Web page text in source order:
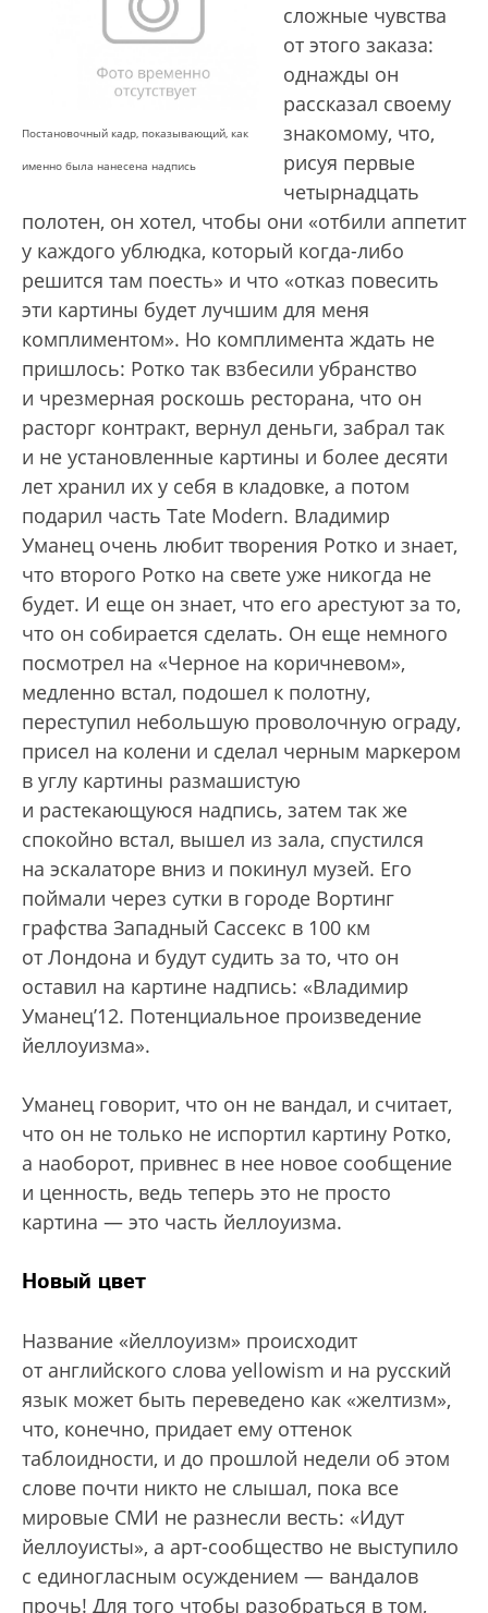
Постановочный кадр, показывающий, как
именно была нанесена надпись
сложные чувства
от этого заказа:
однажды он
рассказал своему
знакомому, что,
рисуя первые
четырнадцать
полотен, он хотел, чтобы они «отбили аппетит
у каждого ублюдка, который когда-либо
решится там поесть» и что «отказ повесить
эти картины будет лучшим для меня
комплиментом». Но комплимента ждать не
пришлось: Ротко так взбесили убранство
и чрезмерная роскошь ресторана, что он
расторг контракт, вернул деньги, забрал так
и не установленные картины и более десяти
лет хранил их у себя в кладовке, а потом
подарил часть Tate Modern. Владимир
Уманец очень любит творения Ротко и знает,
что второго Ротко на свете уже никогда не
будет. И еще он знает, что его арестуют за то,
что он собирается сделать. Он еще немного
посмотрел на «Черное на коричневом»,
медленно встал, подошел к полотну,
переступил небольшую проволочную ограду,
присел на колени и сделал черным маркером
в углу картины размашистую
и растекающуюся надпись, затем так же
спокойно встал, вышел из зала, спустился
на эскалаторе вниз и покинул музей. Его
поймали через сутки в городе Вортинг
графства Западный Сассекс в 100 км
от Лондона и будут судить за то, что он
оставил на картине надпись: «Владимир
Уманец’12. Потенциальное произведение
йеллоуизма».
Уманец говорит, что он не вандал, и считает,
что он не только не испортил картину Ротко,
а наоборот, привнес в нее новое сообщение
и ценность, ведь теперь это не просто
картина — это часть йеллоуизма.
Новый цвет
Название «йеллоуизм» происходит
от английского слова yellowism и на русский
язык может быть переведено как «желтизм»,
что, конечно, придает ему оттенок
таблоидности, и до прошлой недели об этом
слове почти никто не слышал, пока все
мировые СМИ не разнесли весть: «Идут
йеллоуисты», а арт-сообщество не выступило
с единогласным осуждением — вандалов
прочь! Для того чтобы разобраться в том,